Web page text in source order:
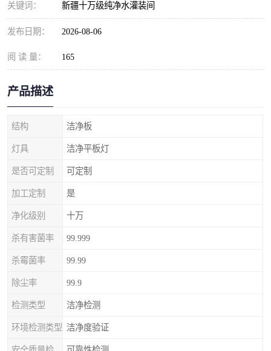
关键词： 新疆十万级纯净水灌装间
发布日期： 2026-08-06
阅 读 量： 165
产品描述
结构 洁净板
灯具 洁净平板灯
是否可定制 可定制
加工定制 是
净化级别 十万
杀有害菌率 99.999
杀霉菌率 99.99
除尘率 99.9
检测类型 洁净检测
环境检测类型 洁净度验证